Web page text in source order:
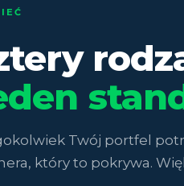
Twój portfel
który to pokrywa.